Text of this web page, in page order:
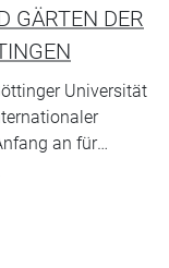
GÄRTEN DER
Universität
an für
Dabei sind
und